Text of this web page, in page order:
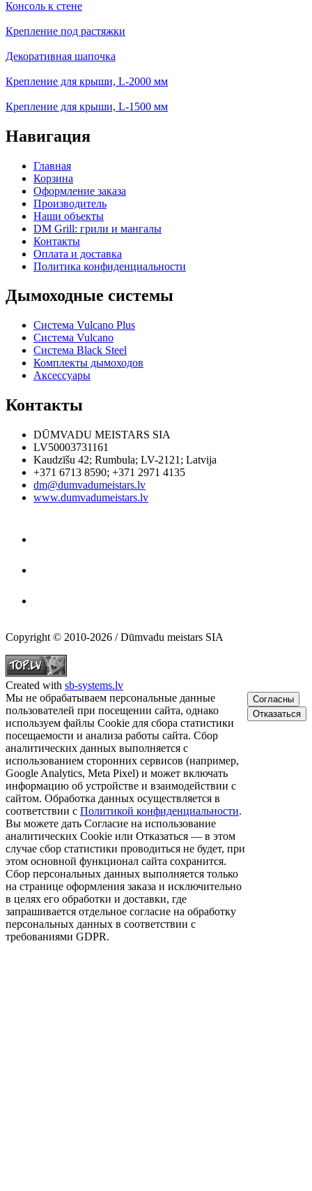
Консоль к стене
Крепление под растяжки
Декоративная шапочка
Крепление для крыши, L-2000 мм
Крепление для крыши, L-1500 мм
Навигация
Главная
Корзина
Оформление заказа
Производитель
Наши объекты
DM Grill: грили и мангалы
Контакты
Оплата и доставка
Политика конфиденциальности
Дымоходные системы
Система Vulcano Plus
Система Vulcano
Система Black Steel
Комплекты дымоходов
Аксессуары
Контакты
DŪMVADU MEISTARS SIA
LV50003731161
Kaudzīšu 42; Rumbula; LV-2121 ; Latvija
+371 6713 8590; +371 2971 4135
dm@dumvadumeistars.lv
www.dumvadumeistars.lv
Copyright © 2010-2026 / Dūmvadu meistars SIA
Created with sb-systems.lv
Мы не обрабатываем персональные данные
пользователей при посещении сайта, однако
используем файлы Cookie для сбора статистики
посещаемости и анализа работы сайта. Сбор
аналитических данных выполняется с
использованием сторонних сервисов (например,
Google Analytics, Meta Pixel) и может включать
информацию об устройстве и взаимодействии с
сайтом. Обработка данных осуществляется в
соответствии с Политикой конфиденциальности.
Вы можете дать Согласие на использование
аналитических Cookie или Отказаться — в этом
случае сбор статистики проводиться не будет, при
этом основной функционал сайта сохранится.
Сбор персональных данных выполняется только
на странице оформления заказа и исключительно
в целях его обработки и доставки, где
запрашивается отдельное согласие на обработку
персональных данных в соответствии с
требованиями GDPR.
Согласны
Отказаться